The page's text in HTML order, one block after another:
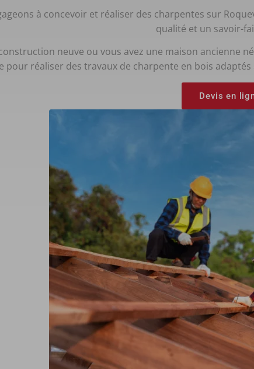
à concevoir et réaliser des charpentes sur
qualité et un savoir-
neuve ou vous avez une maison ancienne
pour réaliser des travaux de charpente en bois
Devis en